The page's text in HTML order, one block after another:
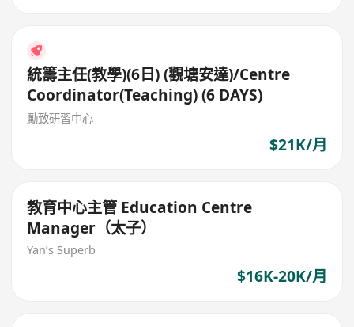
統籌主任(教學)(6日) (觀塘安達)/Centre
Coordinator(Teaching) (6 DAYS)
勵致研習中心
$21K/月
教育中心主管 Education Centre
Manager（太子）
Yan’s Superb
$16K-20K/月